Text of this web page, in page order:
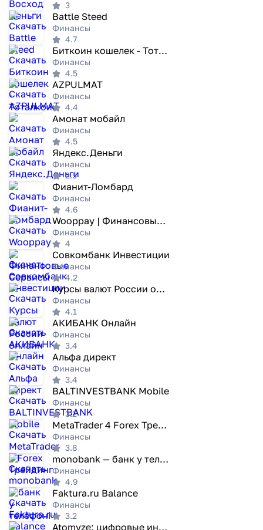
3
Battle Steed
Финансы
4.7
Биткоин кошелек - Тоталкоин
Финансы
4.5
AZPULMAT
Финансы
4.4
Амонат мобайл
Финансы
4.5
Яндекс.Деньги
Финансы
2.5
Фианит-Ломбард
Финансы
4.6
Wooppay | Финансовые Сервисы
Финансы
4
Совкомбанк Инвестиции
Финансы
4.2
Курсы валют России онлайн
Финансы
4.1
АКИБАНК Онлайн
Финансы
3.4
Альфа директ
Финансы
3.4
BALTINVESTBANK Mobile
Финансы
3.2
MetaTrader 4 Forex Трейдинг
Финансы
3.8
monobank — банк у телефоні
Финансы
4.9
Faktura.ru Balance
Финансы
3.2
Atomyze: цифровые инвестиции